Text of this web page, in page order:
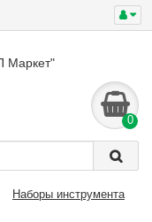
0
Наборы инструмента